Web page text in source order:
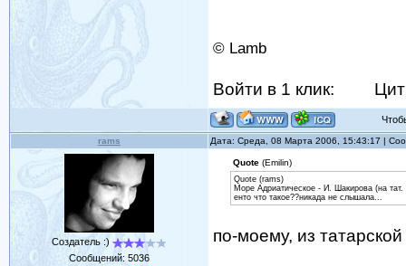
© Lamb
Войти в 1 клик:
rams Дата: Среда, 08 Марта 2006, 15:43:17 |
Создатель :)
Сообщений: 5036
Quote(Emilin)
Quote (rams)
Море Адриатическое - И. Шакирова (на тат.
енто что такое??никада не слышала...
по-моему, из